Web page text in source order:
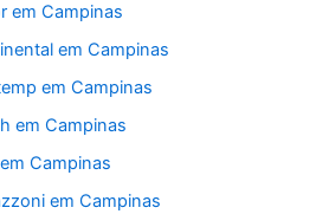
em Campinas
em Campinas
em Campinas
em Campinas
Campinas
em Campinas